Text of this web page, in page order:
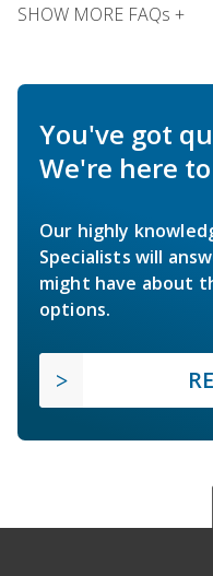
SHOW MORE FAQs +
You've got
We're here
Our highly
Specialists will
might have about
options.